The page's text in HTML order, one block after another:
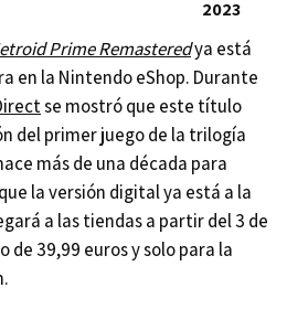
2023
Prime Remasteredya está
en la Nintendo eShop. Durante
se mostró que este título
del primer juego de la trilogía
más de una década para
la versión digital ya está a la
a las tiendas a partir del 3 de
de 39,99 euros y solo para la